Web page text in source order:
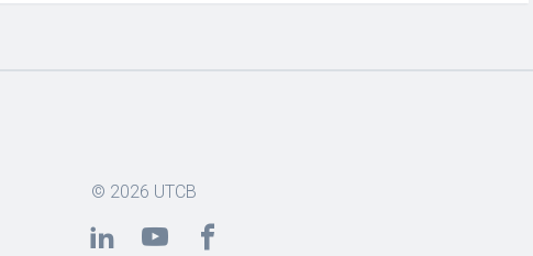
© 2026 UTCB